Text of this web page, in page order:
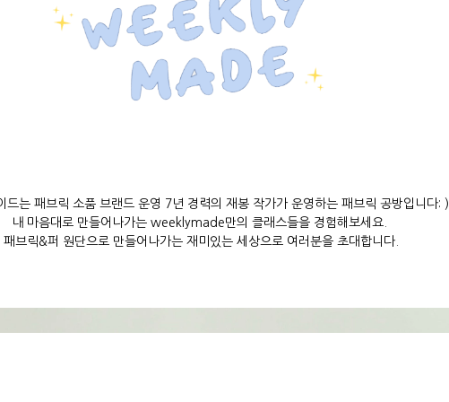
드는 패브릭 소품 브랜드 운영 7년 경력의 재봉 작가가 운영하는 패브릭 공방입니다: )
내 마음대로 만들어나가는 weeklymade만의 클래스들을 경험해보세요.
패브릭&퍼 원단으로 만들어나가는 재미있는 세상으로 여러분을 초대합니다.